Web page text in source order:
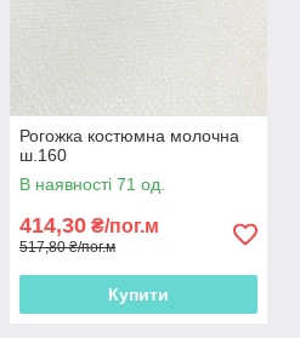
Рогожка костюмна молочна
ш.160
В наявності 71 од.
414,30 ₴/пог.м
517,80 ₴/пог.м
Купити